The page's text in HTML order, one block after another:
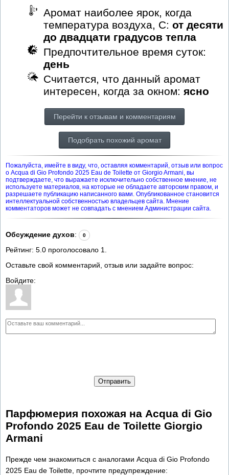
Аромат наиболее ярок, когда
температура воздуха, С: от десяти
до двадцати градусов тепла
Предпочтительное время суток:
день
Считается, что данный аромат
интересен, когда за окном: ясно
Перейти к отзывам и комментариям
Подобрать похожий аромат
Пожалуйста, имейте в виду, что, оставляя комментарий, отзыв или вопрос
о Acqua di Gio Profondo 2025 Eau de Toilette от Giorgio Armani, вы
подтверждаете, что выражаете исключительно собственное мнение, не
используете материалов, на которые не обладаете авторским правом, и
разрешаете публикацию написанного вами. Опубликованное становится
интеллектуальной собственностью владельцев сайта. Мнение
комментаторов может не совпадать с мнением Администрации сайта.
Обсуждение духов: 0
Рейтинг: 5.0 проголосовало 1
Оставьте свой комментарий, отзыв или задайте вопрос:
Войдите:
Отправить
Парфюмерия похожая на Acqua di Gio
Profondo 2025 Eau de Toilette Giorgio
Armani
Прежде чем знакомиться с аналогами Acqua di Gio Profondo
2025 Eau de Toilette, прочтите предупреждение: